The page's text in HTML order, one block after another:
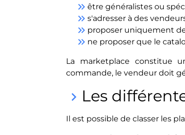
keyboard_double_arrow_right être généralistes ou
keyboard_double_arrow_right s'adresser à des
keyboard_double_arrow_right proposer uniquement
keyboard_double_arrow_right ne proposer que le
La marketplace constitue
commande, le vendeur doit
keyboard_arrow_right Les
Il est possible de classer les